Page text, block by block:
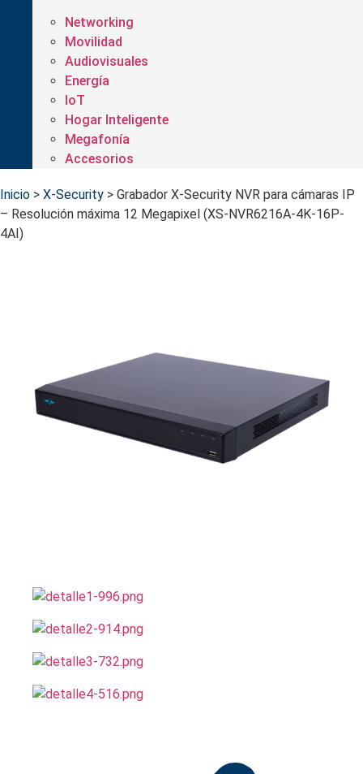
Networking
Movilidad
Audiovisuales
Energía
IoT
Hogar Inteligente
Megafonía
Accesorios
Inicio > X-Security > Grabador X-Security NVR para cámaras IP
– Resolución máxima 12 Megapixel (XS-NVR6216A-4K-16P-
4AI)